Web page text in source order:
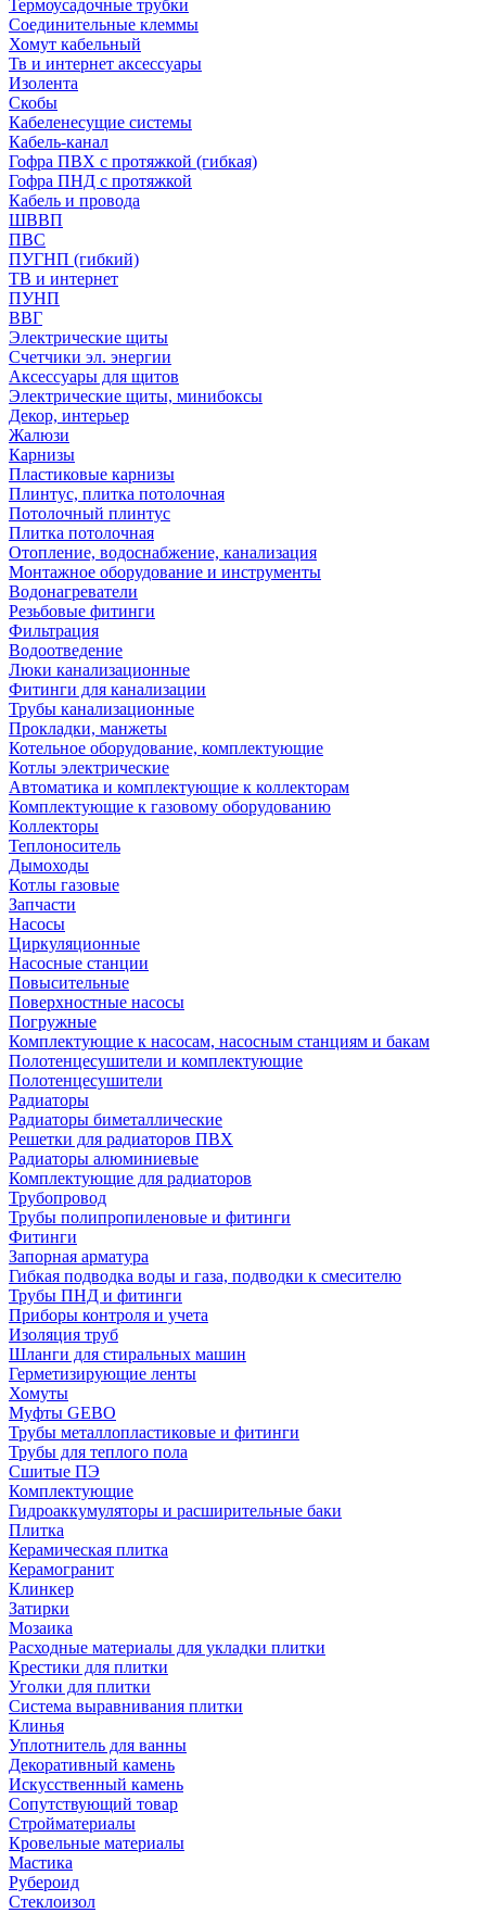
Термоусадочные трубки
Соединительные клеммы
Хомут кабельный
Тв и интернет аксессуары
Изолента
Скобы
Кабеленесущие системы
Кабель-канал
Гофра ПВХ с протяжкой (гибкая)
Гофра ПНД с протяжкой
Кабель и провода
ШВВП
ПВС
ПУГНП (гибкий)
ТВ и интернет
ПУНП
ВВГ
Электрические щиты
Счетчики эл. энергии
Аксессуары для щитов
Электрические щиты, минибоксы
Декор, интерьер
Жалюзи
Карнизы
Пластиковые карнизы
Плинтус, плитка потолочная
Потолочный плинтус
Плитка потолочная
Отопление, водоснабжение, канализация
Монтажное оборудование и инструменты
Водонагреватели
Резьбовые фитинги
Фильтрация
Водоотведение
Люки канализационные
Фитинги для канализации
Трубы канализационные
Прокладки, манжеты
Котельное оборудование, комплектующие
Котлы электрические
Автоматика и комплектующие к коллекторам
Комплектующие к газовому оборудованию
Коллекторы
Теплоноситель
Дымоходы
Котлы газовые
Запчасти
Насосы
Циркуляционные
Насосные станции
Повысительные
Поверхностные насосы
Погружные
Комплектующие к насосам, насосным станциям и бакам
Полотенцесушители и комплектующие
Полотенцесушители
Радиаторы
Радиаторы биметаллические
Решетки для радиаторов ПВХ
Радиаторы алюминиевые
Комплектующие для радиаторов
Трубопровод
Трубы полипропиленовые и фитинги
Фитинги
Запорная арматура
Гибкая подводка воды и газа, подводки к смесителю
Трубы ПНД и фитинги
Приборы контроля и учета
Изоляция труб
Шланги для стиральных машин
Герметизирующие ленты
Хомуты
Муфты GEBO
Трубы металлопластиковые и фитинги
Трубы для теплого пола
Сшитые ПЭ
Комплектующие
Гидроаккумуляторы и расширительные баки
Плитка
Керамическая плитка
Керамогранит
Клинкер
Затирки
Мозаика
Расходные материалы для укладки плитки
Крестики для плитки
Уголки для плитки
Система выравнивания плитки
Клинья
Уплотнитель для ванны
Декоративный камень
Искусственный камень
Сопутствующий товар
Стройматериалы
Кровельные материалы
Мастика
Рубероид
Стеклоизол